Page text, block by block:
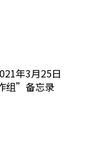
年3月25日
组”备忘录